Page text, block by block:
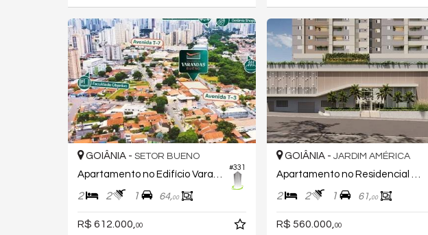
#331
GOIÂNIA - SETOR BUENO
Apartamento no Edifício Varandas Bueno
2 2 1 64,00
R$ 612.000, 00
GOIÂNIA - JARDIM AMÉRICA
Apartamento no Residencial Vistamérica
2 2 1 61,00
R$ 560.000, 00